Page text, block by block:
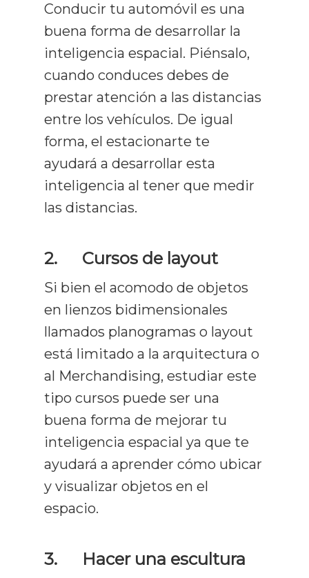
Conducir tu automóvil es una
buena forma de desarrollar la
inteligencia espacial. Piénsalo,
cuando conduces debes de
prestar atención a las distancias
entre los vehículos. De igual
forma, el estacionarte te
ayudará a desarrollar esta
inteligencia al tener que medir
las distancias.
2. Cursos de layout
Si bien el acomodo de objetos
en lienzos bidimensionales
llamados planogramas o layout
está limitado a la arquitectura o
al Merchandising, estudiar este
tipo cursos puede ser una
buena forma de mejorar tu
inteligencia espacial ya que te
ayudará a aprender cómo ubicar
y visualizar objetos en el
espacio.
3. Hacer una escultura